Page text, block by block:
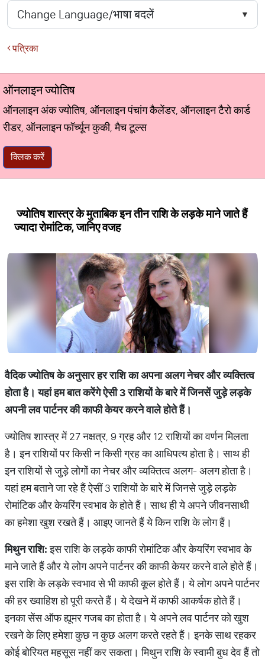
पत्रिका
ऑनलाइन ज्योतिष
ऑनलाइन अंक ज्योतिष, ऑनलाइन पंचांग कैलेंडर, ऑनलाइन टैरो कार्ड
रीडर, ऑनलाइन फॉर्च्यून कुकी, मैच टूल्स
क्लिक करें
ज्योतिष शास्त्र के मुताबिक इन तीन राशि के लड़के माने जाते हैं
ज्यादा रोमांटिक, जानिए वजह
वैदिकज्योतिषकेअनुसारहरराशिकाअपनाअलगनेचरऔरव्यक्तित्व
होताहै। यहांहमबातकरेंगेऐसी3राशियोंकेबारेमेंजिनसेंजुड़ेलड़के
अपनीलवपार्टनरकीकाफीकेयरकरनेवालेहोतेहैं।
ज्योतिष शास्त्र में 27 नक्षत्र, 9 ग्रह और 12 राशियों का वर्णन मिलता
है। इन राशियों पर किसी न किसी ग्रह का आधिपत्य होता है। साथ ही
इन राशियों से जुड़े लोगों का नेचर और व्यक्तित्व अलग- अलग होता है।
यहां हम बताने जा रहे हैं ऐसीं 3 राशियों के बारे में जिनसे जुड़े लड़के
रोमांटिक और केयरिंग स्वभाव के होते हैं। साथ ही ये अपने जीवनसाथी
का हमेशा खुश रखते हैं। आइए जानते हैं ये किन राशि के लोग हैं।
मिथुनराशि:इस राशि के लड़के काफी रोमांटिक और केयरिंग स्वभाव के
माने जाते हैं और ये लोग अपने पार्टनर की काफी केयर करने वाले होते हैं।
इस राशि के लड़के स्वभाव से भी काफी कूल होते हैं। ये लोग अपने पार्टनर
की हर ख्वाहिश हो पूरी करते हैं। ये देखने में काफी आकर्षक होते हैं।
इनका सेंस ऑफ ह्यूमर गजब का होता है। ये अपने लव पार्टनर को खुश
रखने के लिए हमेशा कुछ न कुछ अलग करते रहते हैं। इनके साथ रहकर
कोई बोरियत महसूस नहीं कर सकता। मिथुन राशि के स्वामी बुध देव हैं तो